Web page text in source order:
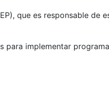
que es responsable de
para implementar